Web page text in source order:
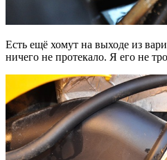
Есть ещё хомут на выходе из
ничего не протекало. Я его не